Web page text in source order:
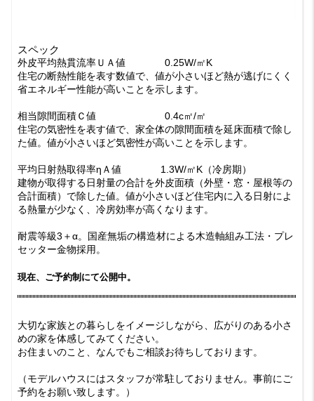
スペック
外皮平均熱貫流率ＵＡ値 0.25W/㎡K
住宅の断熱性能を表す数値で、値が小さいほど熱が逃げにくく
省エネルギー性能が高いことを示します。
相当隙間面積Ｃ値 0.4c㎡/㎡
住宅の気密性を表す値で、家全体の隙間面積を延床面積で除し
た値。値が小さいほど気密性が高いことを示します。
平均日射熱取得率ηＡ値 1.3W/㎡K（冷房期）
建物が取得する日射量の合計を外皮面積（外壁・窓・屋根等の
合計面積）で除した値。値が小さいほど住宅内に入る日射によ
る熱量が少なく、冷房効率が高くなります。
耐震等級3＋α。国産無垢の構造材による木造軸組み工法・プレ
セッター金物採用。
現在、ご予約制にて公開中。
大切な家族との暮らしをイメージしながら、広がりのある小さ
めの家を体感してみてください。
お住まいのこと、なんでもご相談お待ちしております。
（モデルハウスにはスタッフが常駐しておりません。事前にご
予約をお願い致します。）